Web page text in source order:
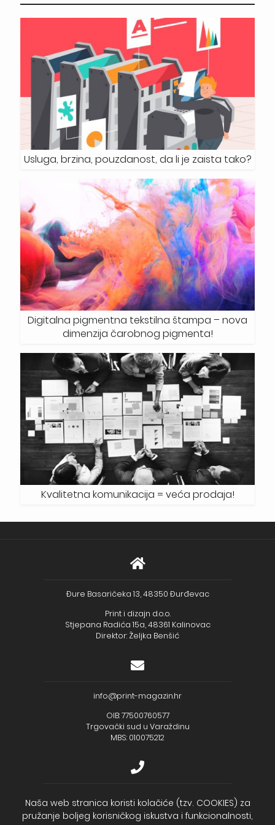
Usluga, brzina, pouzdanost, da li je zaista tako?
Digitalna pigmentna tekstilna štampa – nova
dimenzija čarobnog pigmenta!
Kvalitetna komunikacija = veća prodaja!
Đure Basaričeka 13, 48350 Đurđevac
Print i dizajn d.o.o.
Stjepana Radića 15a, 48361 Kalinovac
Direktor: Željka Benšić
info@print-magazin.hr
OIB: 77500760577
Trgovački sud u Varaždinu
MBS: 010075212
+385 (48) 733 111
Zagrebačka banka d.d.
Naša web stranica koristi kolačiće (tzv. COOKIES) za
pružanje boljeg korisničkog iskustva i funkcionalnosti,